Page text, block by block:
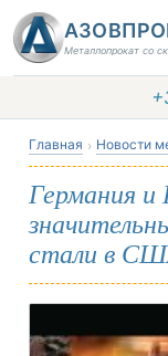
Металлопрокат со
Главная Новости
Германия и
стали в